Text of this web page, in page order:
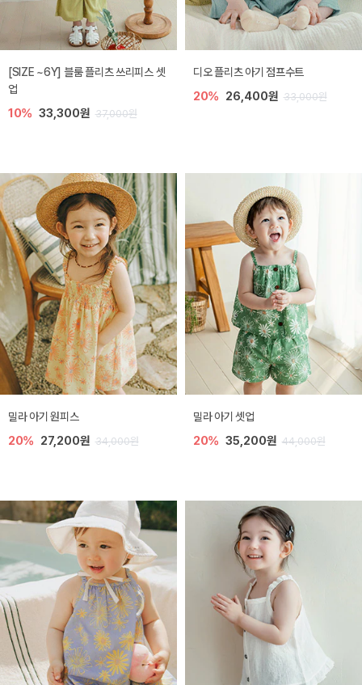
[SIZE ~6Y] 블룸 플리츠 쓰리피스 셋
업
10% 33,300원 37,000원
디오 플리츠 아기 점프수트
20% 26,400원 33,000원
밀라 아기 원피스
20% 27,200원 34,000원
밀라 아기 셋업
20% 35,200원 44,000원